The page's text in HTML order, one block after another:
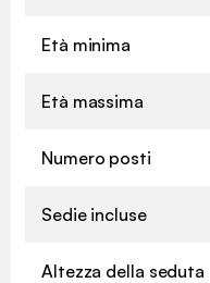
Età minima
Età massima
Numero posti
Sedie incluse
Altezza della seduta